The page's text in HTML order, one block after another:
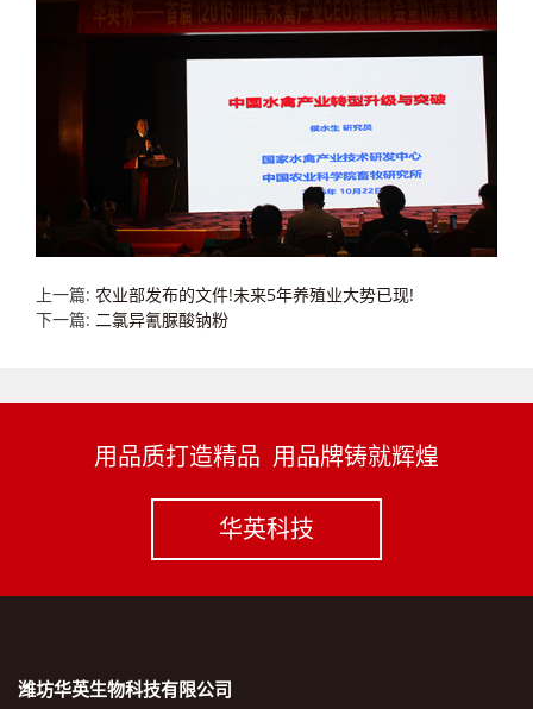
上一篇: 农业部发布的文件!未来5年养殖业大势已现!
下一篇: 二氯异氰脲酸钠粉
用品质打造精品 用品牌铸就辉煌
华英科技
潍坊华英生物科技有限公司